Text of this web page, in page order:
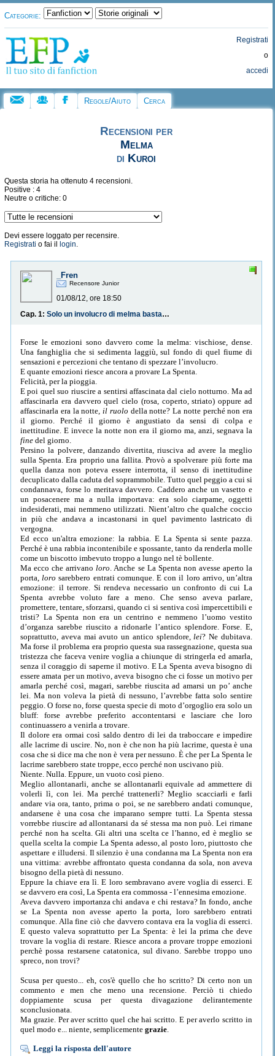
Categorie:
Registrati
o
accedi
Regole/Aiuto Cerca
Recensioni per
Melma
di Kuroi
Questa storia ha ottenuto 4 recensioni.
Positive : 4
Neutre o critiche: 0
Devi essere loggato per recensire.
Registrati o fai il login.
_Fren
Recensore Junior
01/08/12, ore 18:50
Cap. 1:
Solo un involucro di melma bastarda.
Forse le emozioni sono davvero come la melma: vischiose, dense.
Una fanghiglia che si sedimenta laggiù, sul fondo di quel fiume di
sensazioni e percezioni che tentano di spezzare l’involucro.
E quante emozioni riesce ancora a provare La Spenta.
Felicità, per la pioggia.
E poi quel suo riuscire a sentirsi affascinata dal cielo notturno. Ma ad
affascinarla era davvero quel cielo (rosa, coperto, striato) oppure ad
affascinarla era la notte, il ruolo della notte? La notte perché non era
il giorno. Perché il giorno è angustiato da sensi di colpa e
inettitudine. E invece la notte non era il giorno ma, anzi, segnava la
fine del giorno.
Persino la polvere, danzando divertita, riusciva ad avere la meglio
sulla Spenta. Era proprio una fallita. Provò a spolverare più forte ma
quella danza non poteva essere interrotta, il senso di inettitudine
decuplicato dalla caduta del soprammobile. Tutto quel peggio a cui si
condannava, forse lo meritava davvero. Caddero anche un vasetto e
un posacenere ma a nulla importava: era solo ciarpame, oggetti
indesiderati, mai nemmeno utilizzati. Nient’altro che qualche coccio
in più che andava a incastonarsi in quel pavimento lastricato di
vergogna.
Ed ecco un'altra emozione: la rabbia. E La Spenta si sente pazza.
Perché è una rabbia incontenibile e spossante, tanto da renderla molle
come un biscotto imbevuto troppo a lungo nel tè bollente.
Ma ecco che arrivano loro . Anche se La Spenta non avesse aperto la
porta, loro sarebbero entrati comunque. E con il loro arrivo, un’altra
emozione: il terrore. Si rendeva necessario un confronto di cui La
Spenta avrebbe voluto fare a meno. Che senso aveva parlare,
promettere, tentare, sforzarsi, quando ci si sentiva così impercettibili e
tristi? La Spenta non era un centrino e nemmeno l’uomo vestito
d’organza sarebbe riuscito a ridonarle l’antico splendore. Forse. E,
soprattutto, aveva mai avuto un antico splendore, lei? Ne dubitava.
Ma forse il problema era proprio questa sua rassegnazione, questa sua
tristezza che faceva venire voglia a chiunque di stringerla ed amarla,
senza il coraggio di saperne il motivo. E La Spenta aveva bisogno di
essere amata per un motivo, aveva bisogno che ci fosse un motivo per
amarla perché così, magari, sarebbe riuscita ad amarsi un po’ anche
lei. Ma non voleva la pietà di nessuno, l’avrebbe fatta solo sentire
peggio. O forse no, forse questa specie di moto d’orgoglio era solo un
bluff: forse avrebbe preferito accontentarsi e lasciare che loro
continuassero a venirla a trovare.
Il dolore era ormai così saldo dentro di lei da traboccare e impedire
alle lacrime di uscire. No, non è che non ha più lacrime, questa è una
cosa che si dice ma che non è vera per nessuno. È che per La Spenta le
lacrime sarebbero state troppe, ecco perché non uscivano più.
Niente. Nulla. Eppure, un vuoto così pieno.
Meglio allontanarli, anche se allontanarli equivale ad ammettere di
volerli lì, con lei. Ma perché trattenerli? Meglio scacciarli e farli
andare via ora, tanto, prima o poi, se ne sarebbero andati comunque,
andarsene è una cosa che imparano sempre tutti. La Spenta stessa
vorrebbe riuscire ad allontanarsi da sé stessa ma non può. Lei rimane
perché non ha scelta. Gli altri una scelta ce l’hanno, ed è meglio se
quella scelta la compie La Spenta adesso, al posto loro, piuttosto che
aspettare e illudersi. Il silenzio è una condanna ma La Spenta non era
una vittima: avrebbe affrontato questa condanna da sola, non aveva
bisogno della pietà di nessuno.
Eppure la chiave era lì. E loro sembravano avere voglia di esserci. E
se davvero era così, La Spenta era commossa - l’ennesima emozione.
Aveva davvero importanza chi andava e chi restava? In fondo, anche
se La Spenta non avesse aperto la porta, loro sarebbero entrati
comunque. Alla fine ciò che davvero contava era la voglia di esserci.
E questo valeva soprattutto per La Spenta: è lei la prima che deve
trovare la voglia di restare. Riesce ancora a provare troppe emozioni
perchè possa restarsene catatonica, sul divano. Sarebbe troppo uno
spreco, non trovi?
Scusa per questo... eh, cos'è quello che ho scritto? Di certo non un
commento e men che meno una recensione. Perciò ti chiedo
doppiamente scusa per questa divagazione delirantemente
sconclusionata.
Ma grazie. Per aver scritto quel che hai scritto. E per averlo scritto in
quel modo e... niente, semplicemente grazie
Leggi la risposta dell'autore